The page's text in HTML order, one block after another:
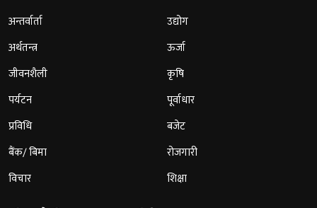
अन्तर्वार्ता
अर्थतन्त्र
जीवनशैली
पर्यटन
प्रविधि
बैंक/ बिमा
विचार
उद्योग
ऊर्जा
कृषि
पूर्वाधार
बजेट
रोजगारी
शिक्षा